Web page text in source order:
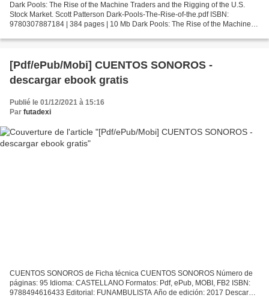
Dark Pools: The Rise of the Machine Traders and the Rigging of the U.S.
Stock Market. Scott Patterson Dark-Pools-The-Rise-of-the.pdf ISBN:
9780307887184 | 384 pages | 10 Mb Dark Pools: The Rise of the Machine
[Pdf/ePub/Mobi] CUENTOS SONOROS -
descargar ebook gratis
Publié le 01/12/2021 à 15:16
Par futadexi
CUENTOS SONOROS de Ficha técnica CUENTOS SONOROS Número de
páginas: 95 Idioma: CASTELLANO Formatos: Pdf, ePub, MOBI, FB2 ISBN:
9788494616433 Editorial: FUNAMBULISTA Año de edición: 2017 Descargar